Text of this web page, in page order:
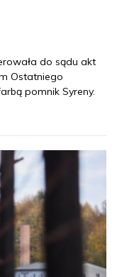
do sądu akt
Ostatniego
pomnik Syreny.